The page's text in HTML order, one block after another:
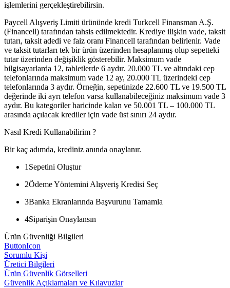
işlemlerini gerçekleştirebilirsin.
Paycell Alışveriş Limiti ürününde kredi Turkcell Finansman A.Ş.
(Financell) tarafından tahsis edilmektedir. Krediye ilişkin vade, taksit
tutarı, taksit adedi ve faiz oranı Financell tarafından belirlenir. Vade
ve taksit tutarları tek bir ürün üzerinden hesaplanmış olup sepetteki
tutar üzerinden değişiklik gösterebilir. Maksimum vade
bilgisayarlarda 12, tabletlerde 6 aydır. 20.000 TL ve altındaki cep
telefonlarında maksimum vade 12 ay, 20.000 TL üzerindeki cep
telefonlarında 3 aydır. Örneğin, sepetinizde 22.600 TL ve 19.500 TL
değerinde iki ayrı telefon varsa kullanabileceğiniz maksimum vade 3
aydır. Bu kategoriler haricinde kalan ve 50.001 TL – 100.000 TL
arasında açılacak krediler için vade üst sınırı 24 aydır.
Nasıl Kredi Kullanabilirim ?
Bir kaç adımda, krediniz anında onaylanır.
1 Sepetini Oluştur
2Ödeme Yöntemini Alışveriş Kredisi Seç
3Banka Ekranlarında Başvurunu Tamamla
4Siparişin Onaylansın
Ürün Güvenliği Bilgileri
ButtonIcon
Sorumlu Kişi
Üretici Bilgileri
Ürün Güvenlik Görselleri
Güvenlik Açıklamaları ve Kılavuzlar